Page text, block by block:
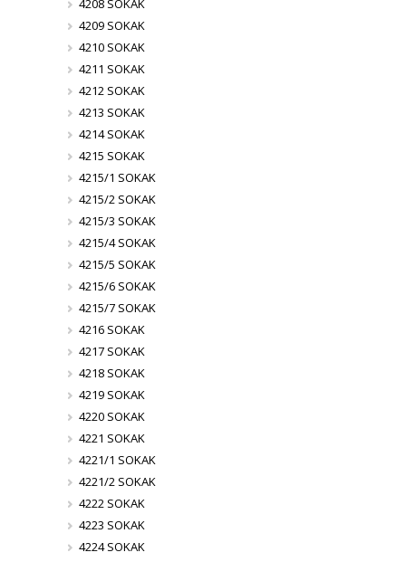
4208 SOKAK
4209 SOKAK
4210 SOKAK
4211 SOKAK
4212 SOKAK
4213 SOKAK
4214 SOKAK
4215 SOKAK
4215/1 SOKAK
4215/2 SOKAK
4215/3 SOKAK
4215/4 SOKAK
4215/5 SOKAK
4215/6 SOKAK
4215/7 SOKAK
4216 SOKAK
4217 SOKAK
4218 SOKAK
4219 SOKAK
4220 SOKAK
4221 SOKAK
4221/1 SOKAK
4221/2 SOKAK
4222 SOKAK
4223 SOKAK
4224 SOKAK